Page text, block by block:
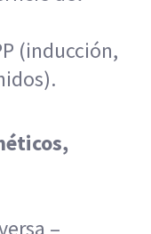
(inducción,
–